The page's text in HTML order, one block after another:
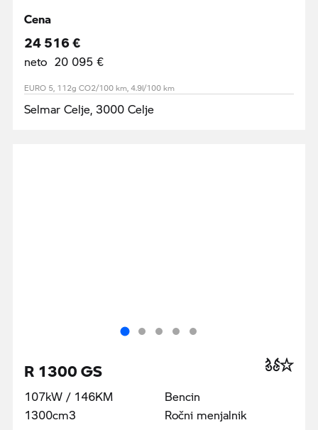
Cena
24 516 €
neto 20 095 €
EURO 5, 112g CO2/100 km, 4.9l/100 km
Selmar Celje, 3000 Celje
R 1300 GS
107kW / 146KM
1300cm3
Bencin
Ročni menjalnik